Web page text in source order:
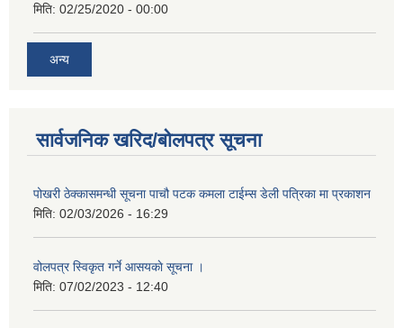
मिति: 02/25/2020 - 00:00
अन्य
सार्वजनिक खरिद/बोलपत्र सूचना
पोखरी ठेक्कासमन्धी सूचना पाचौ पटक कमला टाईम्स डेली पत्रिका मा प्रकाशन
मिति: 02/03/2026 - 16:29
वोलपत्र स्विकृत गर्ने आसयकाे सूचना ।
मिति: 07/02/2023 - 12:40